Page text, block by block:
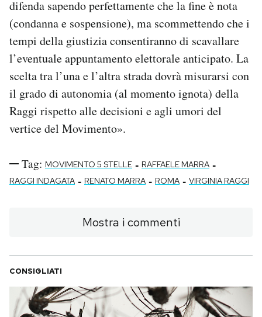
difenda sapendo perfettamente che la fine è nota
(condanna e sospensione), ma scommettendo che i
tempi della giustizia consentiranno di scavallare
l’eventuale appuntamento elettorale anticipato. La
scelta tra l’una e l’altra strada dovrà misurarsi con
il grado di autonomia (al momento ignota) della
Raggi rispetto alle decisioni e agli umori del
vertice del Movimento».
Tag: MOVIMENTO 5 STELLE - RAFFAELE MARRA -
RAGGI INDAGATA - RENATO MARRA - ROMA - VIRGINIA RAGGI
Mostra i commenti
CONSIGLIATI